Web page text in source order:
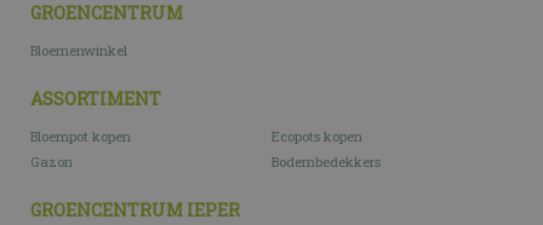
GROENCENTRUM
Bloemenwinkel
ASSORTIMENT
Bloempot kopen
Ecopots kopen
Gazon
Bodembedekkers
GROENCENTRUM IEPER